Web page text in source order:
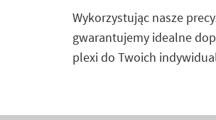
Wykorzystując nasze
gwarantujemy idealne
plexi do Twoich